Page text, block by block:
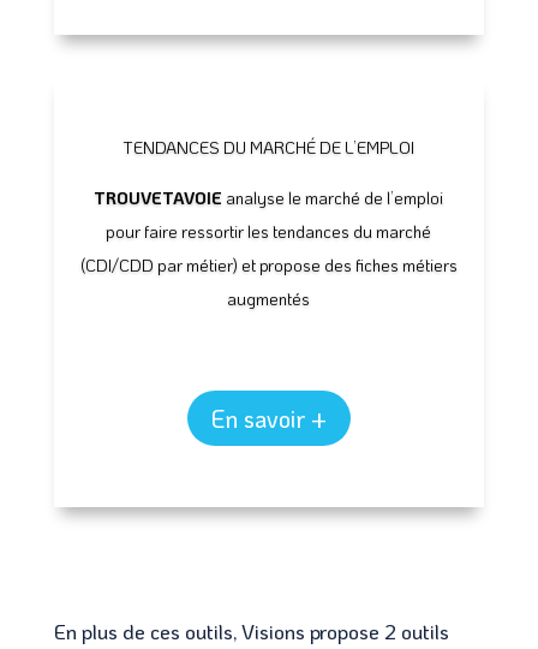
TENDANCES DU MARCHÉ DE L’EMPLOI
TROUVETAVOIE analyse le marché de l’emploi
pour faire ressortir les tendances du marché
(CDI/CDD par métier) et propose des fiches métiers
augmentés
En savoir +
En plus de ces outils, Visions propose 2 outils